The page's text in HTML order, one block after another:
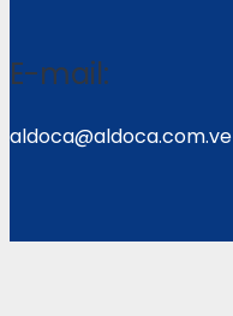
E-mail:
aldoca@aldoca.com.ve